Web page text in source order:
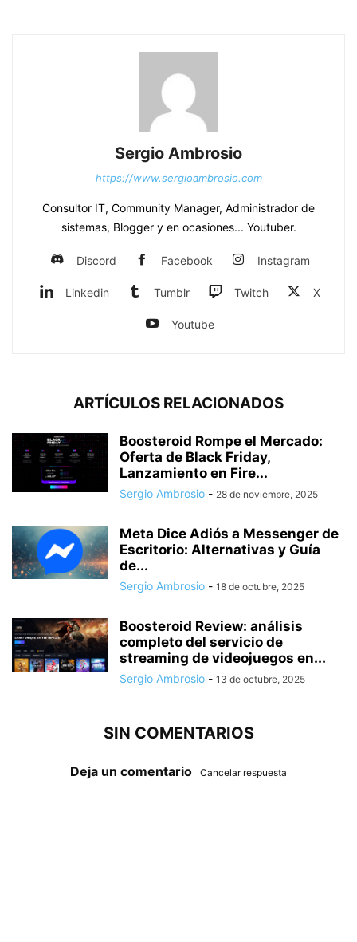
Sergio Ambrosio
https://www.sergioambrosio.com
Consultor IT, Community Manager, Administrador de
sistemas, Blogger y en ocasiones... Youtuber.
Discord Facebook Instagram
Linkedin Tumblr Twitch X
Youtube
ARTÍCULOS RELACIONADOS
Boosteroid Rompe el Mercado:
Oferta de Black Friday,
Lanzamiento en Fire...
Sergio Ambrosio - 28 de noviembre, 2025
Meta Dice Adiós a Messenger de
Escritorio: Alternativas y Guía
de...
Sergio Ambrosio - 18 de octubre, 2025
Boosteroid Review: análisis
completo del servicio de
streaming de videojuegos en...
Sergio Ambrosio - 13 de octubre, 2025
SIN COMENTARIOS
Deja un comentario Cancelar respuesta